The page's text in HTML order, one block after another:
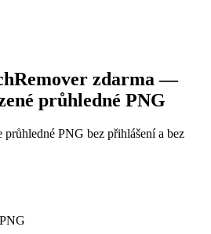
zdarma —
průhledné PNG
průhledné PNG bez přihlášení a bez